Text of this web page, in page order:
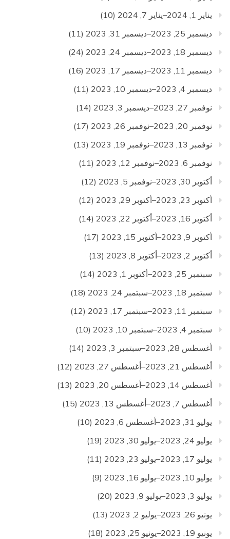
يناير 1, 2024–يناير 7, 2024
(10)
ديسمبر 25, 2023–ديسمبر 31, 2023
(11)
ديسمبر 18, 2023–ديسمبر 24, 2023
(24)
ديسمبر 11, 2023–ديسمبر 17, 2023
(16)
ديسمبر 4, 2023–ديسمبر 10, 2023
(11)
نوفمبر 27, 2023–ديسمبر 3, 2023
(14)
نوفمبر 20, 2023–نوفمبر 26, 2023
(17)
نوفمبر 13, 2023–نوفمبر 19, 2023
(13)
نوفمبر 6, 2023–نوفمبر 12, 2023
(11)
أكتوبر 30, 2023–نوفمبر 5, 2023
(12)
أكتوبر 23, 2023–أكتوبر 29, 2023
(12)
أكتوبر 16, 2023–أكتوبر 22, 2023
(14)
أكتوبر 9, 2023–أكتوبر 15, 2023
(17)
أكتوبر 2, 2023–أكتوبر 8, 2023
(13)
سبتمبر 25, 2023–أكتوبر 1, 2023
(14)
سبتمبر 18, 2023–سبتمبر 24, 2023
(18)
سبتمبر 11, 2023–سبتمبر 17, 2023
(12)
سبتمبر 4, 2023–سبتمبر 10, 2023
(10)
أغسطس 28, 2023–سبتمبر 3, 2023
(14)
أغسطس 21, 2023–أغسطس 27, 2023
(12)
أغسطس 14, 2023–أغسطس 20, 2023
(13)
أغسطس 7, 2023–أغسطس 13, 2023
(15)
يوليو 31, 2023–أغسطس 6, 2023
(10)
يوليو 24, 2023–يوليو 30, 2023
(19)
يوليو 17, 2023–يوليو 23, 2023
(11)
يوليو 10, 2023–يوليو 16, 2023
(9)
يوليو 3, 2023–يوليو 9, 2023
(20)
يونيو 26, 2023–يوليو 2, 2023
(13)
يونيو 19, 2023–يونيو 25, 2023
(18)